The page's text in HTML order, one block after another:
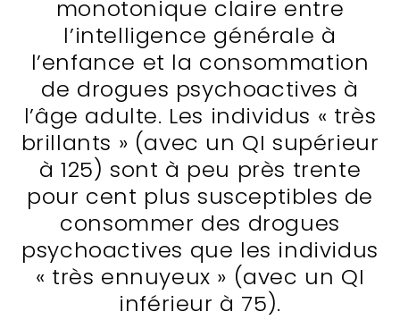
monotonique claire entre
l’intelligence générale à
l’enfance et la consommation
de drogues psychoactives à
l’âge adulte. Les individus « très
brillants » (avec un QI supérieur
à 125) sont à peu près trente
pour cent plus susceptibles de
consommer des drogues
psychoactives que les individus
« très ennuyeux » (avec un QI
inférieur à 75).